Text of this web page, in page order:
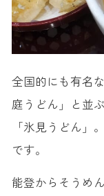
全国的にも有名
庭うどん」と並
「氷見うどん」
です。
能登からそうめ